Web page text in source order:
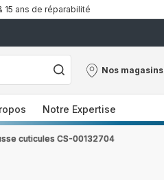
15 ans de réparabilité
Nos magasins
Nos
Notre Expertise
cuticules CS-00132704